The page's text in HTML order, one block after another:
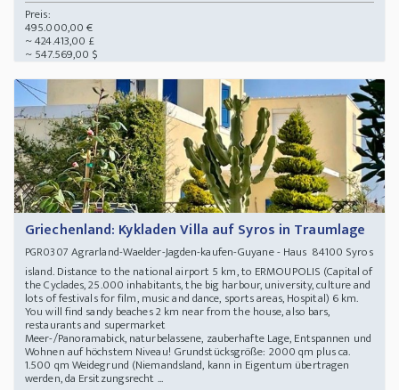
Preis:
495.000,00 €
~ 424.413,00 £
~ 547.569,00 $
Griechenland: Kykladen Villa auf Syros in Traumlage
PGR0307 Agrarland-Waelder-Jagden-kaufen-Guyane - Haus 84100 Syros
island. Distance to the national airport 5 km, to ERMOUPOLIS (Capital of
the Cyclades, 25.000 inhabitants, the big harbour, university, culture and
lots of festivals for film, music and dance, sports areas, Hospital) 6 km.
You will find sandy beaches 2 km near from the house, also bars,
restaurants and supermarket
Meer-/Panoramabick, naturbelassene, zauberhafte Lage, Entspannen und
Wohnen auf höchstem Niveau! Grundstücksgröße: 2000 qm plus ca.
1.500 qm Weidegrund (Niemandsland, kann in Eigentum übertragen
werden, da Ersitzungsrecht ...